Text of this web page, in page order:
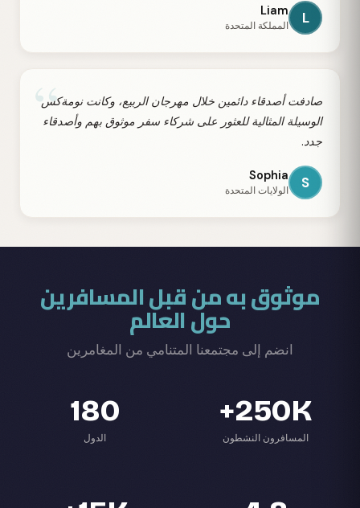
L
Liam
المملكة المتحدة
“
صادفت أصدقاء دائمين خلال مهرجان الربيع، وكانت نومةكس
الوسيلة المثالية للعثور على شركاء سفر موثوق بهم وأصدقاء
جدد.
S
Sophia
الولايات المتحدة
موثوق به من قبل المسافرين
حول العالم
انضم إلى مجتمعنا المتنامي من المغامرين
250K+
المسافرون النشطون
180
الدول